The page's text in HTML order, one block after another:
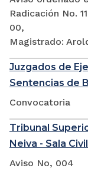
Radicación No.
00,
Magistrado:
Juzgados de
Sentencias de
Convocatoria
Tribunal
Neiva - Sala
Aviso No, 004